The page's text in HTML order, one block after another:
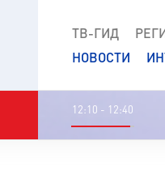
ТВ-ГИД
НОВОСТИ
12:10 - 12:40